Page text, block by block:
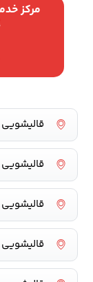
مرکز
قالیشویی